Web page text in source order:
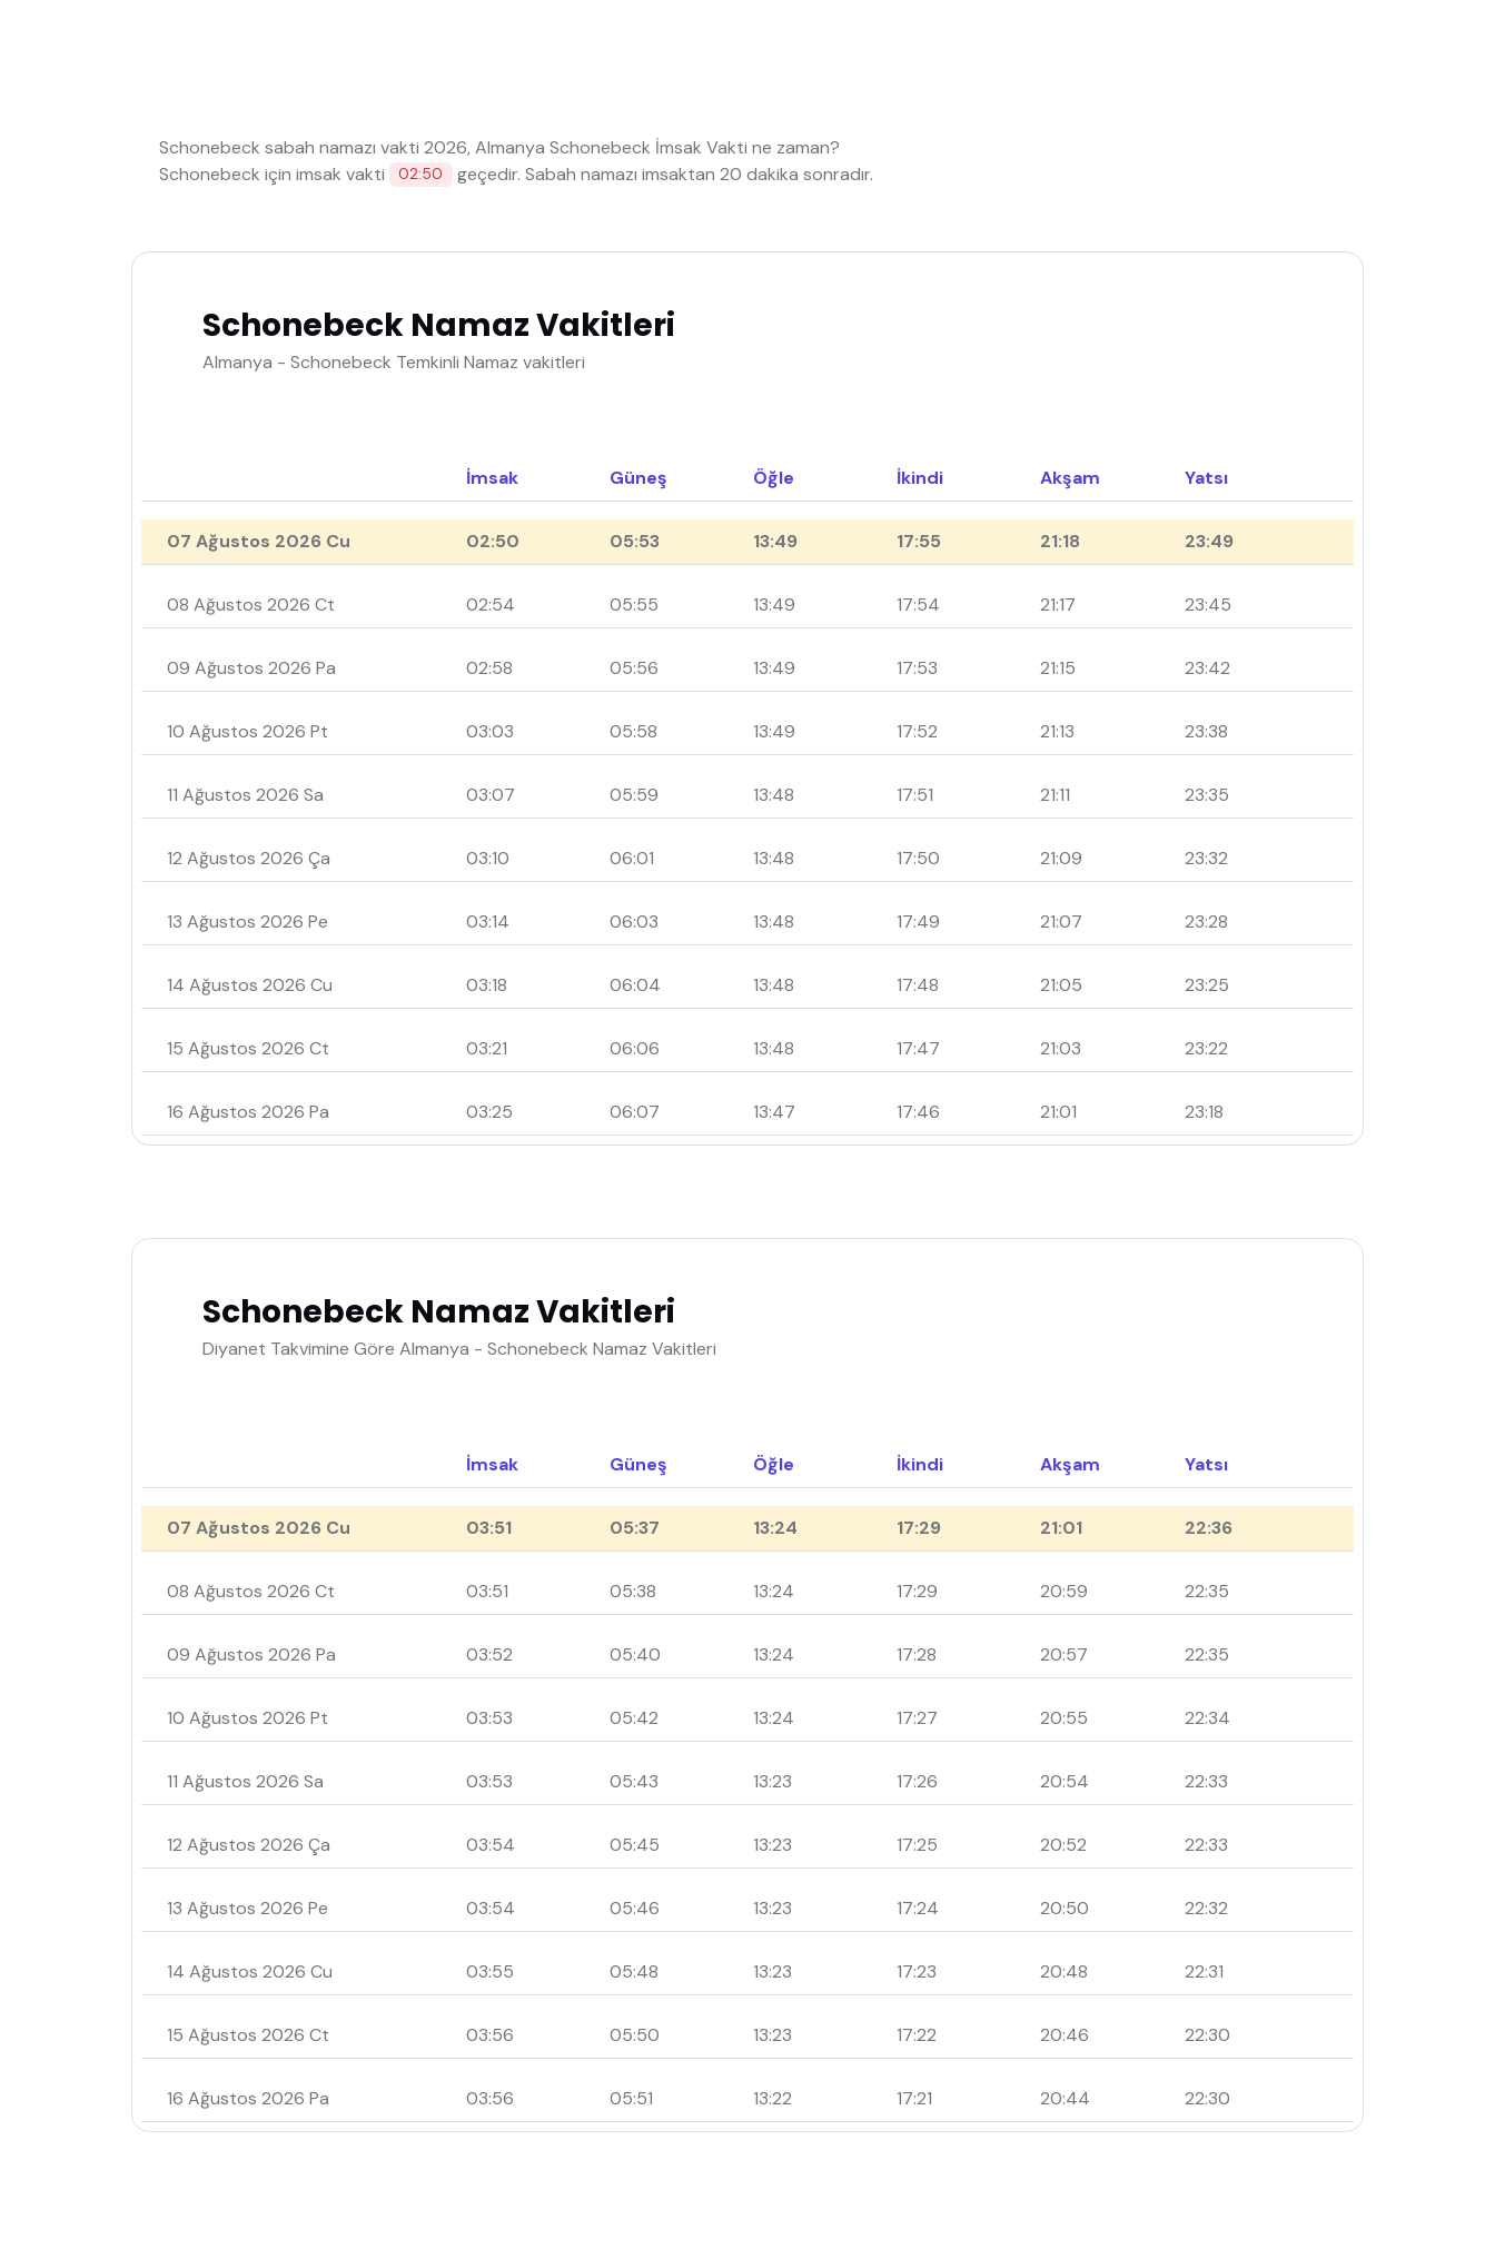
Schonebeck sabah namazı vakti 2026, Almanya Schonebeck İmsak Vakti ne zaman?
Schonebeck için imsak vakti
02:50 geçedir. Sabah namazı imsaktan 20 dakika sonradır.
Schonebeck Namaz Vakitleri
Almanya - Schonebeck Temkinli Namaz vakitleri
İmsak Güneş Öğle İkindi Akşam Yatsı
07 Ağustos 2026 Cu 02:50 05:53 13:49 17:55 21:18 23:49
08 Ağustos 2026 Ct 02:54 05:55 13:49 17:54 21:17 23:45
09 Ağustos 2026 Pa 02:58 05:56 13:49 17:53 21:15 23:42
10 Ağustos 2026 Pt 03:03 05:58 13:49 17:52 21:13 23:38
11 Ağustos 2026 Sa 03:07 05:59 13:48 17:51 21:11 23:35
12 Ağustos 2026 Ça 03:10 06:01 13:48 17:50 21:09 23:32
13 Ağustos 2026 Pe 03:14 06:03 13:48 17:49 21:07 23:28
14 Ağustos 2026 Cu 03:18 06:04 13:48 17:48 21:05 23:25
15 Ağustos 2026 Ct 03:21 06:06 13:48 17:47 21:03 23:22
16 Ağustos 2026 Pa 03:25 06:07 13:47 17:46 21:01 23:18
Schonebeck Namaz Vakitleri
Diyanet Takvimine Göre Almanya - Schonebeck Namaz Vakitleri
İmsak Güneş Öğle İkindi Akşam Yatsı
07 Ağustos 2026 Cu 03:51 05:37 13:24 17:29 21:01 22:36
08 Ağustos 2026 Ct 03:51 05:38 13:24 17:29 20:59 22:35
09 Ağustos 2026 Pa 03:52 05:40 13:24 17:28 20:57 22:35
10 Ağustos 2026 Pt 03:53 05:42 13:24 17:27 20:55 22:34
11 Ağustos 2026 Sa 03:53 05:43 13:23 17:26 20:54 22:33
12 Ağustos 2026 Ça 03:54 05:45 13:23 17:25 20:52 22:33
13 Ağustos 2026 Pe 03:54 05:46 13:23 17:24 20:50 22:32
14 Ağustos 2026 Cu 03:55 05:48 13:23 17:23 20:48 22:31
15 Ağustos 2026 Ct 03:56 05:50 13:23 17:22 20:46 22:30
16 Ağustos 2026 Pa 03:56 05:51 13:22 17:21 20:44 22:30